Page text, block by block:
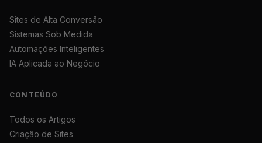
Sites de Alta Conversão
Sistemas Sob Medida
Automações Inteligentes
IA Aplicada ao Negócio
CONTEÚDO
Todos os Artigos
Criação de Sites